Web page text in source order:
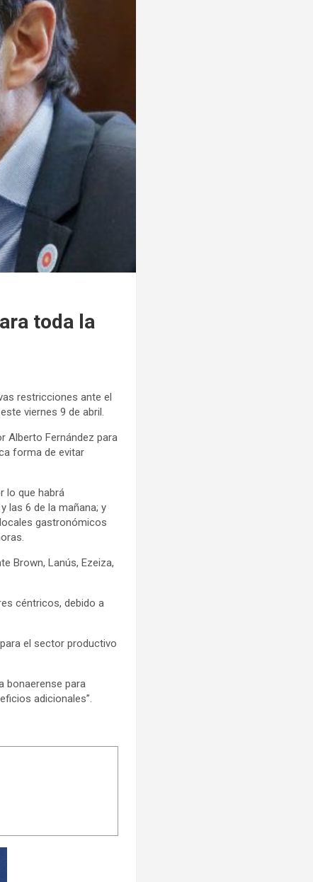
toda la
restricciones ante el
viernes 9 de abril.
Alberto Fernández para
forma de evitar
lo que habrá
las 6 de la mañana; y
gastronómicos
Brown, Lanús, Ezeiza,
céntricos, debido a
el sector productivo
bonaerense para
adicionales”.